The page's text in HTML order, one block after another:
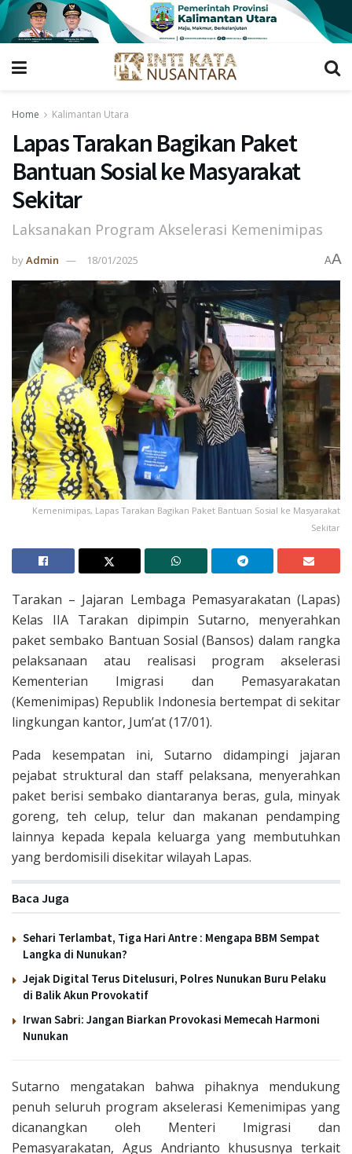
Home Kalimantan Utara
Lapas Tarakan Bagikan Paket
Bantuan Sosial ke Masyarakat
Sekitar
Laksanakan Program Akselerasi Kemenimipas
byAdmin 18/01/2025 AA
Kemenimipas, Lapas Tarakan Bagikan Paket Bantuan Sosial ke Masyarakat
Sekitar
Tarakan – Jajaran Lembaga Pemasyarakatan (Lapas)
Kelas IIA Tarakan dipimpin Sutarno, menyerahkan
paket sembako Bantuan Sosial (Bansos) dalam rangka
pelaksanaan atau realisasi program akselerasi
Kementerian Imigrasi dan Pemasyarakatan
(Kemenimipas) Republik Indonesia bertempat di sekitar
lingkungan kantor, Jum’at (17/01).
Pada kesempatan ini, Sutarno didampingi jajaran
pejabat struktural dan staff pelaksana, menyerahkan
paket berisi sembako diantaranya beras, gula, minyak
goreng, teh celup, telur dan makanan pendamping
lainnya kepada kepala keluarga yang membutuhkan
yang berdomisili disekitar wilayah Lapas.
Baca Juga
Sehari Terlambat, Tiga Hari Antre : Mengapa BBM Sempat
Langka di Nunukan?
Jejak Digital Terus Ditelusuri, Polres Nunukan Buru Pelaku
di Balik Akun Provokatif
Irwan Sabri: Jangan Biarkan Provokasi Memecah Harmoni
Nunukan
Sutarno mengatakan bahwa pihaknya mendukung
penuh seluruh program akselerasi Kemenimipas yang
dicanangkan oleh Menteri Imigrasi dan
Pemasyarakatan, Agus Andrianto khususnya terkait